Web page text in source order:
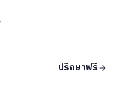
ปรึกษาฟรี